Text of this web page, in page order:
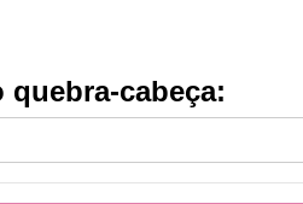
cabeça: